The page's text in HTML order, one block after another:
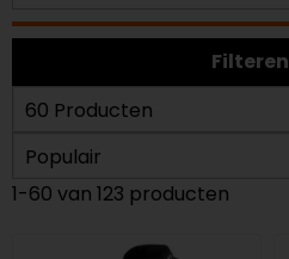
Filteren
1-60 van 123 producten